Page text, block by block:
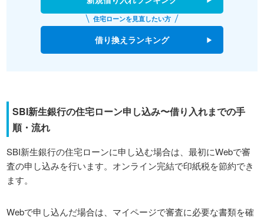
住宅ローンを見直したい方
借り換えランキング
SBI新生銀行の住宅ローン申し込み〜借り入れまでの手
順・流れ
SBI新生銀行の住宅ローンに申し込む場合は、最初にWebで審
査の申し込みを行います。オンライン完結で印紙税を節約でき
ます。
Webで申し込んだ場合は、マイページで審査に必要な書類を確